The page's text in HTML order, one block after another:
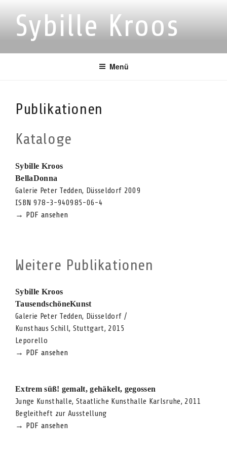
Inhalt
springenSybille Kroos
Menü
Publikationen
Kataloge
Sybille Kroos
BellaDonna
Galerie Peter Tedden, Düsseldorf 2009
ISBN 978-3-940985-06-4
→ PDF ansehen
Weitere Publikationen
Sybille Kroos
TausendschöneKunst
Galerie Peter Tedden, Düsseldorf /
Kunsthaus Schill, Stuttgart, 2015
Leporello
→ PDF ansehen
Extrem süß! gemalt, gehäkelt, gegossen
Junge Kunsthalle, Staatliche Kunsthalle Karlsruhe, 2011
Begleitheft zur Ausstellung
→ PDF ansehen